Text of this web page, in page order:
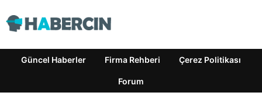
Güncel Haberler Firma Rehberi Çerez Politikası
Forum